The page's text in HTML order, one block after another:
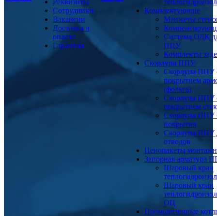
Реквизиты
Сотрудники
Вакансии
Доставка и
оплата
Гарантия
Комплектующие
Манжеты
Система ОДК
ППУ
Комплекты
Скорлупа ППУ
Скорлупа ППУ
покрытием
(фольга)
Скорлупа ППУ
покрытием
Скорлупа ППУ
покрытия
Скорлупа ППУ
отводов
Пенопакеты
Запорная арматура
Шаровый кран
Шаровый кран
ОЦ
Промышленные